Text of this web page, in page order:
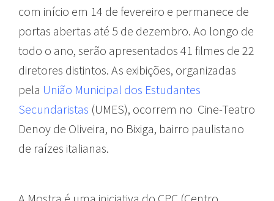
com início em 14 de fevereiro e permanece de
portas abertas até 5 de dezembro. Ao longo de
todo o ano, serão apresentados 41 filmes de 22
diretores distintos. As exibições, organizadas
pela União Municipal dos Estudantes
Secundaristas (UMES), ocorrem no Cine-Teatro
Denoy de Oliveira, no Bixiga, bairro paulistano
de raízes italianas.